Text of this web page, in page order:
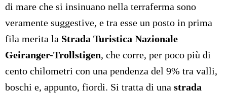
di mare che si insinuano nella terraferma sono
veramente suggestive, e tra esse un posto in prima
fila merita la Strada Turistica Nazionale
Geiranger-Trollstigen, che corre, per poco più di
cento chilometri con una pendenza del 9% tra valli,
boschi e, appunto, fiordi. Si tratta di una strada